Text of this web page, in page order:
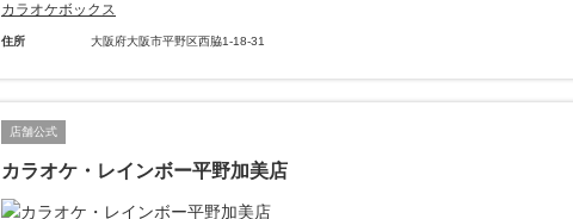
カラオケボックス
住所 大阪府大阪市平野区西脇1-18-31
店舗公式
カラオケ・レインボー平野加美店